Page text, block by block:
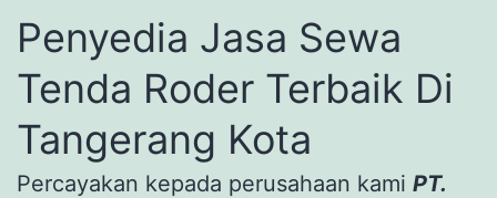
Penyedia Jasa Sewa
Tenda Roder Terbaik Di
Tangerang Kota
Percayakan kepada perusahaan kami PT.